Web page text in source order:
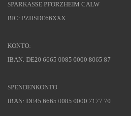
SPARKASSE PFORZHEIM CALW
BIC: PZHSDE66XXX
KONTO:
IBAN: DE20 6665 0085 0000 8065 87
SPENDENKONTO
IBAN: DE45 6665 0085 0000 7177 70